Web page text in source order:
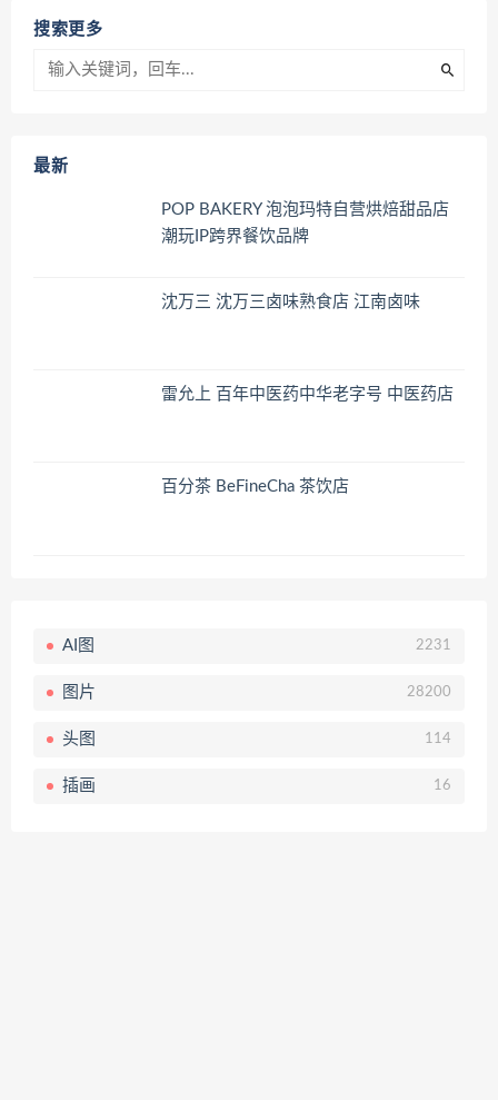
搜索更多
最新
POP BAKERY 泡泡玛特自营烘焙甜品店
潮玩IP跨界餐饮品牌
沈万三 沈万三卤味熟食店 江南卤味
雷允上 百年中医药中华老字号 中医药店
百分茶 BeFineCha 茶饮店
AI图 2231
图片 28200
头图 114
插画 16